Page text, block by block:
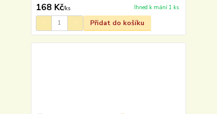
168 Kč/ks Ihned k mání 1 ks
Přidat do košíku